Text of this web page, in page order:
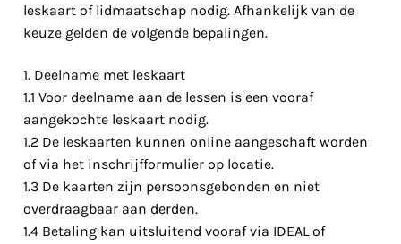
leskaart of lidmaatschap nodig. Afhankelijk van de
keuze gelden de volgende bepalingen.
1. Deelname met leskaart
1.1 Voor deelname aan de lessen is een vooraf
aangekochte leskaart nodig.
1.2 De leskaarten kunnen online aangeschaft worden
of via het inschrijfformulier op locatie.
1.3 De kaarten zijn persoonsgebonden en niet
overdraagbaar aan derden.
1.4 Betaling kan uitsluitend vooraf via IDEAL of